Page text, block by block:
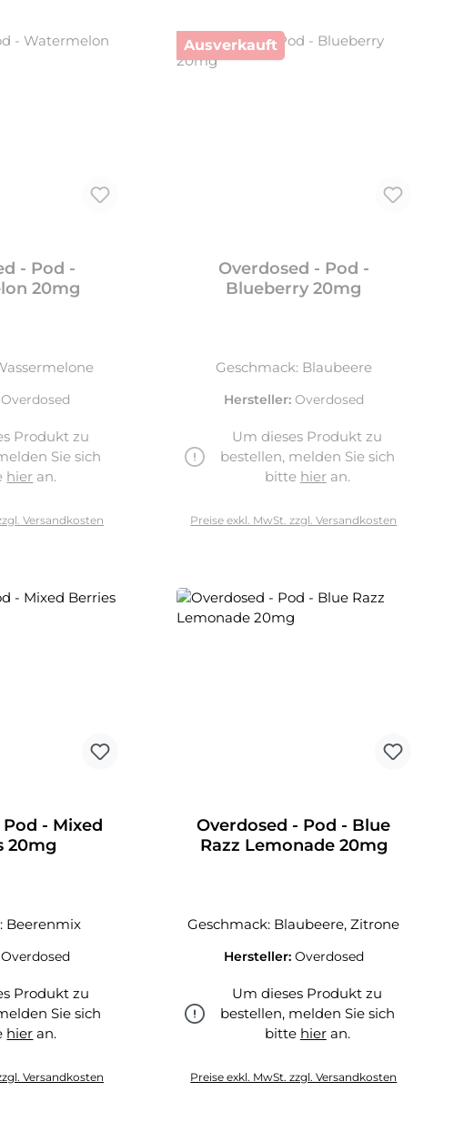
- Pod -
20mg
Overdosed
Produkt zu
Sie sich
hier an.
Versandkosten
Ausverkauft
Overdosed - Pod -
Blueberry 20mg
Geschmack: Blaubeere
Hersteller: Overdosed
Um dieses Produkt zu
bestellen, melden Sie sich
bitte hieran.
Preise exkl. MwSt. zzgl. Versandkosten
- Mixed
20mg
Beerenmix
Overdosed
Produkt zu
Sie sich
hier an.
Versandkosten
Overdosed - Pod - Blue
Razz Lemonade 20mg
Geschmack: Blaubeere, Zitrone
Hersteller: Overdosed
Um dieses Produkt zu
bestellen, melden Sie sich
bitte hieran.
Preise exkl. MwSt. zzgl. Versandkosten